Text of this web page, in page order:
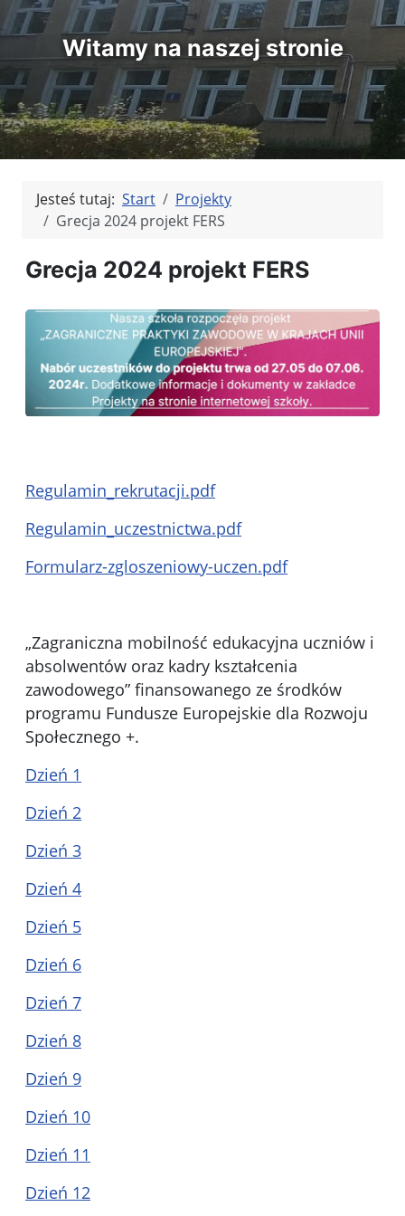
Witamy na naszej stronie
Jesteś tutaj: Start
Projekty
Grecja 2024 projekt FERS
Grecja 2024 projekt FERS
Regulamin_rekrutacji.pdf
Regulamin_uczestnictwa.pdf
Formularz-zgloszeniowy-uczen.pdf
„Zagraniczna mobilność edukacyjna uczniów i
absolwentów oraz kadry kształcenia
zawodowego” finansowanego ze środków
programu Fundusze Europejskie dla Rozwoju
Społecznego +.
Dzień 1
Dzień 2
Dzień 3
Dzień 4
Dzień 5
Dzień 6
Dzień 7
Dzień 8
Dzień 9
Dzień 10
Dzień 11
Dzień 12